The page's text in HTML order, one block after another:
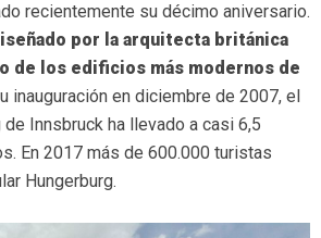
recientemente su décimo aniversario.
por la arquitecta británica
de los edificios más modernos de
inauguración en diciembre de 2007, el
Innsbruck ha llevado a casi 6,5
En 2017 más de 600.000 turistas
Hungerburg.